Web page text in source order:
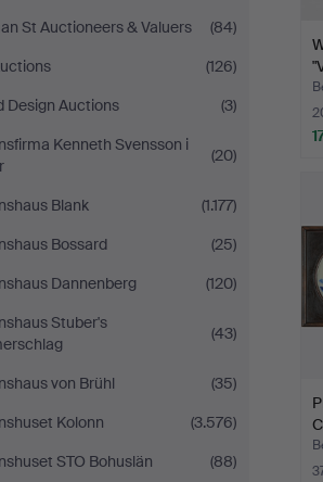
St Auctioneers & Valuers
(84)
(126)
Design Auctions
(3)
Kenneth Svensson i
(20)
Blank
(1.177)
Bossard
(25)
Dannenberg
(120)
Stuber's
(43)
von Brühl
(35)
Kolonn
(3.576)
STO Bohuslän
(88)